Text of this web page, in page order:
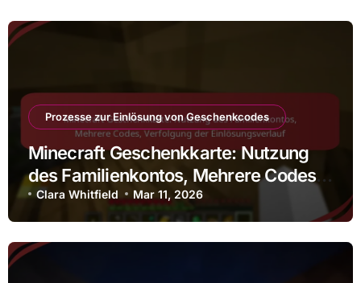
Prozesse zur Einlösung von Geschenkcodes
Minecraft Geschenkkarte: Nutzung
des Familienkontos, Mehrere Codes,
Verfolgung der Einlösungsverlauf
Clara Whitfield Mar 11, 2026